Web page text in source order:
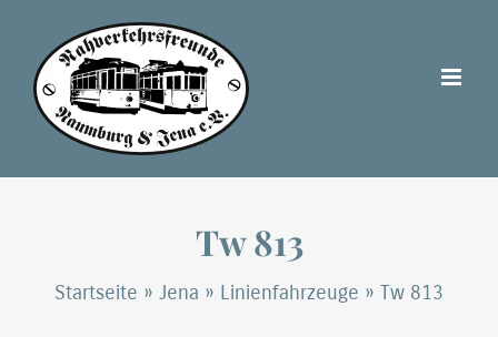
Inhalt
springen
Tw 813
Startseite » Jena » Linienfahrzeuge » Tw 813